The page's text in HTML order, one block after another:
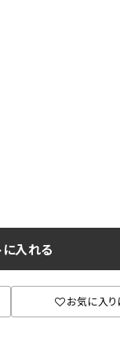
に入れる
お気に入